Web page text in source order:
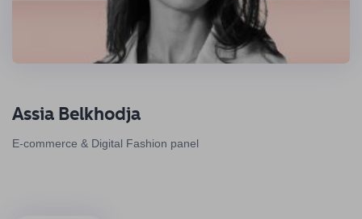
Assia Belkhodja
E-commerce & Digital Fashion panel